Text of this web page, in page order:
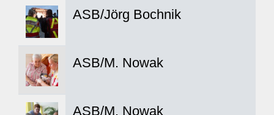
ASB/Jörg Bochnik
ASB/M. Nowak
ASB/M. Nowak